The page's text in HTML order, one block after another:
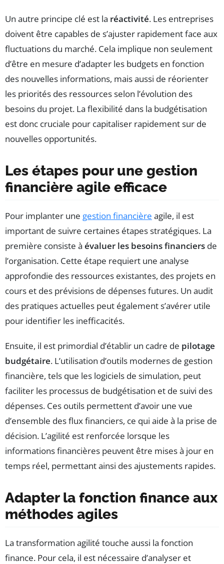
Un autre principe clé est la réactivité. Les entreprises
doivent être capables de s’ajuster rapidement face aux
fluctuations du marché. Cela implique non seulement
d’être en mesure d’adapter les budgets en fonction
des nouvelles informations, mais aussi de réorienter
les priorités des ressources selon l’évolution des
besoins du projet. La flexibilité dans la budgétisation
est donc cruciale pour capitaliser rapidement sur de
nouvelles opportunités.
Les étapes pour une gestion
financière agile efficace
Pour implanter une gestion financière agile, il est
important de suivre certaines étapes stratégiques. La
première consiste à évaluer les besoins financiers de
l’organisation. Cette étape requiert une analyse
approfondie des ressources existantes, des projets en
cours et des prévisions de dépenses futures. Un audit
des pratiques actuelles peut également s’avérer utile
pour identifier les inefficacités.
Ensuite, il est primordial d’établir un cadre de pilotage
budgétaire. L’utilisation d’outils modernes de gestion
financière, tels que les logiciels de simulation, peut
faciliter les processus de budgétisation et de suivi des
dépenses. Ces outils permettent d’avoir une vue
d’ensemble des flux financiers, ce qui aide à la prise de
décision. L’agilité est renforcée lorsque les
informations financières peuvent être mises à jour en
temps réel, permettant ainsi des ajustements rapides.
Adapter la fonction finance aux
méthodes agiles
La transformation agilité touche aussi la fonction
finance. Pour cela, il est nécessaire d’analyser et